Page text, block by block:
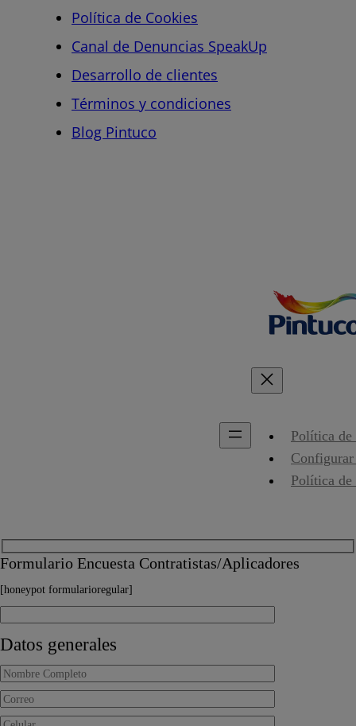
Política de Cookies
Canal de Denuncias SpeakUp
Desarrollo de clientes
Términos y condiciones
Blog Pintuco
Política de
Política
Formulario Encuesta Contratistas/Aplicadores
[honeypot formularioregular]
Datos generales